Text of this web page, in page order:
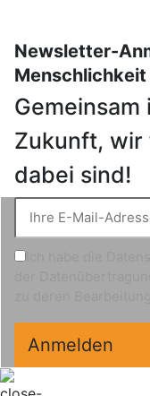
Newsletter-
Menschlichkeit
Zukunft, wir
dabei sind!
Anmelden